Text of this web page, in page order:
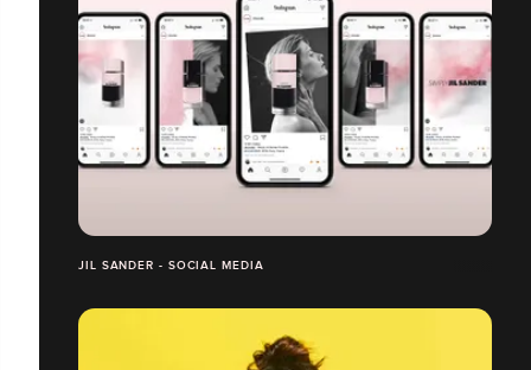
JIL SANDER - SOCIAL MEDIA